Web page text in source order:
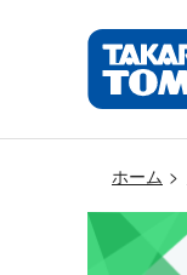
ホーム